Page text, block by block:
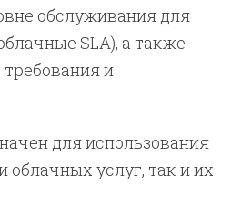
обслуживания для
SLA), а также
и
для использования
услуг, так и их